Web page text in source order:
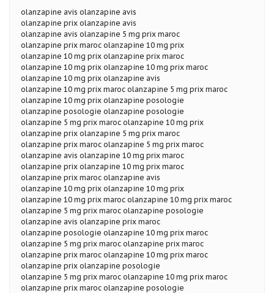
olanzapine avis olanzapine avis
olanzapine prix olanzapine avis
olanzapine avis olanzapine 5 mg prix maroc
olanzapine prix maroc olanzapine 10 mg prix
olanzapine 10 mg prix olanzapine prix maroc
olanzapine 10 mg prix olanzapine 10 mg prix maroc
olanzapine 10 mg prix olanzapine avis
olanzapine 10 mg prix maroc olanzapine 5 mg prix maroc
olanzapine 10 mg prix olanzapine posologie
olanzapine posologie olanzapine posologie
olanzapine 5 mg prix maroc olanzapine 10 mg prix
olanzapine prix olanzapine 5 mg prix maroc
olanzapine prix maroc olanzapine 5 mg prix maroc
olanzapine avis olanzapine 10 mg prix maroc
olanzapine prix olanzapine 10 mg prix maroc
olanzapine prix maroc olanzapine avis
olanzapine 10 mg prix olanzapine 10 mg prix
olanzapine 10 mg prix maroc olanzapine 10 mg prix maroc
olanzapine 5 mg prix maroc olanzapine posologie
olanzapine avis olanzapine prix maroc
olanzapine posologie olanzapine 10 mg prix maroc
olanzapine 5 mg prix maroc olanzapine prix maroc
olanzapine prix maroc olanzapine 10 mg prix maroc
olanzapine prix olanzapine posologie
olanzapine 5 mg prix maroc olanzapine 10 mg prix maroc
olanzapine prix maroc olanzapine posologie